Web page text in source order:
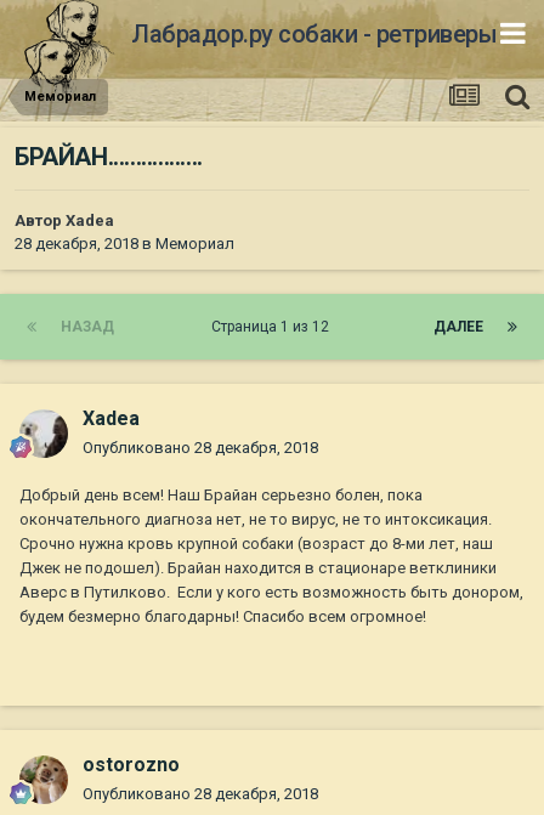
Лабрадор.ру собаки - ретриверы
Мемориал
БРАЙАН.................
Автор Xadea
28 декабря, 2018 в Мемориал
НАЗАД ДАЛЕЕ
Страница 1 из 12
Xadea
Опубликовано 28 декабря, 2018
Добрый день всем! Наш Брайан серьезно болен, пока
окончательного диагноза нет, не то вирус, не то интоксикация.
Срочно нужна кровь крупной собаки (возраст до 8-ми лет, наш
Джек не подошел). Брайан находится в стационаре ветклиники
Аверс в Путилково. Если у кого есть возможность быть донором,
будем безмерно благодарны! Спасибо всем огромное!
ostorozno
Опубликовано 28 декабря, 2018